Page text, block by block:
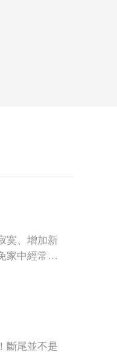
寞、增加新
家中經常發
斷尾並不是